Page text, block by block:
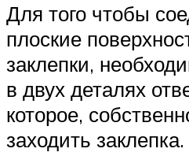
Для того чтобы
плоские
заклепки,
в двух деталях
которое,
заходить